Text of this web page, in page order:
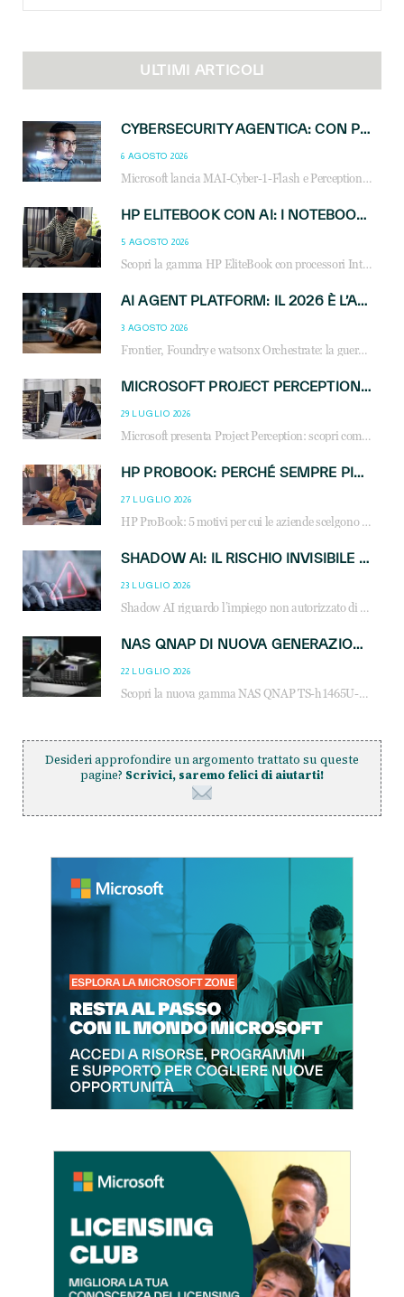
for:
ULTIMI ARTICOLI
CYBERSECURITY AGENTICA: CON PERCEPTION E MAI-CYBER-1-FLASH MICROSOFT APRE NUOVI SERVIZI PER IL CANALE
6 AGOSTO 2026
Microsoft lancia MAI-Cyber-1-Flash e Perception: cybersecurity agentica in preview dal 3 novembre. Cosa cambia per MSP, system integrator e reseller.
HP ELITEBOOK CON AI: I NOTEBOOK BUSINESS INTELLIGENTI CHE TRASFORMANO PRODUTTIVITÀ, SICUREZZA E LAVORO IBRIDO
5 AGOSTO 2026
Scopri la gamma HP EliteBook con processori Intel® Core™ Ultra e AMD Ryzen™ AI. Notebook business progettati per aumentare la produttività, migliorare la collaborazione e garantire sicurezza avanzata in ufficio e in mobilità.
AI AGENT PLATFORM: IL 2026 È L’ANNO DEL «SISTEMA OPERATIVO» PER GLI AGENTI AZIENDALI
3 AGOSTO 2026
Frontier, Foundry e watsonx Orchestrate: la guerra delle piattaforme AI agent ridisegna il mercato IT. Cosa cambia per reseller, MSP e system integrator.
MICROSOFT PROJECT PERCEPTION: COME GLI AGENTI AI CAMBIERANNO SOC, CYBERSECURITY E SERVIZI MSP
29 LUGLIO 2026
Microsoft presenta Project Perception: scopri come gli agenti AI possono trasformare cybersecurity, SOC e servizi gestiti degli MSP.
HP PROBOOK: PERCHÉ SEMPRE PIÙ AZIENDE SCELGONO NOTEBOOK PROGETTATI PER IL LAVORO MODERNO
27 LUGLIO 2026
HP ProBook: 5 motivi per cui le aziende scelgono i notebook business HP per migliorare produttività, sicurezza e gestione dell’AI.
SHADOW AI: IL RISCHIO INVISIBILE CHE LE AZIENDE POSSONO GOVERNARE
23 LUGLIO 2026
Shadow AI riguardo l’impiego non autorizzato di sistemi AI all’interno dell’azienda. E’ una pratica che si diffonde a partire dai dipendenti fino ai dirigenti e mette a repentaglio la cybersecurity, con costi più elevati per le organizzazioni. Due recenti report illustrano il fenomeno e forniscono dati in merito
NAS QNAP DI NUOVA GENERAZIONE: PIÙ PRESTAZIONI, SCALABILITÀ E PROTEZIONE DEI DATI PER LE INFRASTRUTTURE IT MODERNE
22 LUGLIO 2026
Scopri la nuova gamma NAS QNAP TS-h1465U-RP, TS-h1065eU e TS-h665U: storage aziendale con ZFS, DDR5, E1.S NVMe e connettività 2.5GbE per backup, virtualizzazione e cybersecurity.
Desideri approfondire un argomento trattato su queste
pagine? Scrivici, saremo felici di aiutarti!